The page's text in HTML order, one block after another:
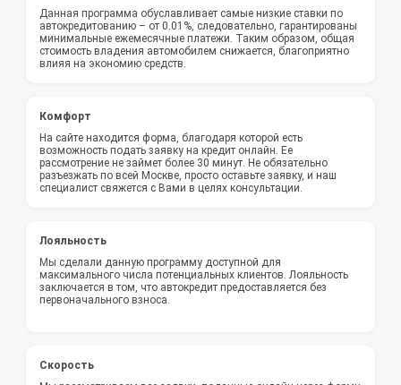
Данная программа обуславливает самые низкие ставки по
автокредитованию – от 0.01%, следовательно, гарантированы
минимальные ежемесячные платежи. Таким образом, общая
стоимость владения автомобилем снижается, благоприятно
влияя на экономию средств.
Комфорт
На сайте находится форма, благодаря которой есть
возможность подать заявку на кредит онлайн. Ее
рассмотрение не займет более 30 минут. Не обязательно
разъезжать по всей Москве, просто оставьте заявку, и наш
специалист свяжется с Вами в целях консультации.
Лояльность
Мы сделали данную программу доступной для
максимального числа потенциальных клиентов. Лояльность
заключается в том, что автокредит предоставляется без
первоначального взноса.
Скорость